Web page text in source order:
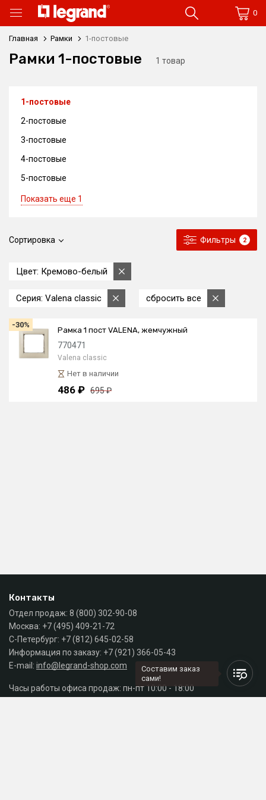
0
Главная Рамки 1-постовые
Рамки 1-постовые 1 товар
Сортировка Фильтры 2
Цвет: Кремово-белый
Серия: Valena classic сбросить все
-30%
Рамка 1 пост VALENA, жемчужный
770471
Valena classic
Нет в наличии
486 ₽ 695 ₽
1-постовые
2-постовые
3-постовые
4-постовые
5-постовые
Показать еще 1
Контакты
Отдел продаж: 8 (800) 302-90-08
Москва: +7 (495) 409-21-72
С-Петербург: +7 (812) 645-02-58
Информация по заказу: +7 (921) 366-05-43
E-mail: info@legrand-shop.com
Часы работы офиса продаж: пн-пт 10:00 - 18:00
Составим заказ
сами!